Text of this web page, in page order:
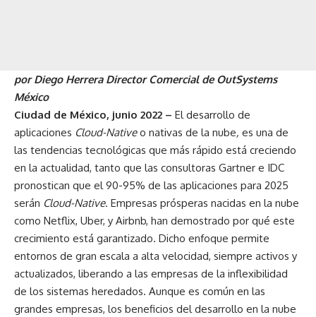
por Diego Herrera Director Comercial de OutSystems
México
Ciudad de México, junio 2022 – El desarrollo de
aplicaciones Cloud-Nativeo nativas de la nube, es una de
las tendencias tecnológicas que más rápido está creciendo
en la actualidad, tanto que las consultoras Gartner e IDC
pronostican que el 90-95% de las aplicaciones para 2025
serán Cloud-Native. Empresas prósperas nacidas en la nube
como Netflix, Uber, y Airbnb, han demostrado por qué este
crecimiento está garantizado. Dicho enfoque permite
entornos de gran escala a alta velocidad, siempre activos y
actualizados, liberando a las empresas de la inflexibilidad
de los sistemas heredados. Aunque es común en las
grandes empresas, los beneficios del desarrollo en la nube